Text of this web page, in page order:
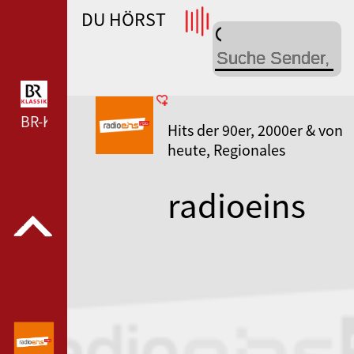
WDR 4 --- WDR 4 ---
BR-KLASSIK --- BR-KLASSIK ---
DU HÖRST
Hits der 90er, 2000er & von
heute, Regionales
radioeins